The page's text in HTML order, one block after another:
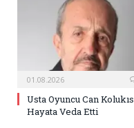
01.08.2026
Usta Oyuncu Can
Hayata Veda Etti